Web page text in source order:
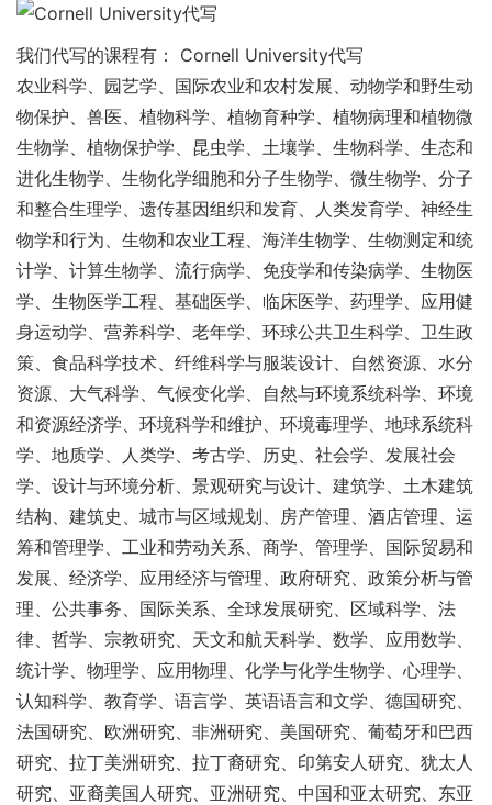
我们代写的课程有： Cornell University代写
农业科学、园艺学、国际农业和农村发展、动物学和野生动
物保护、兽医、植物科学、植物育种学、植物病理和植物微
生物学、植物保护学、昆虫学、土壤学、生物科学、生态和
进化生物学、生物化学细胞和分子生物学、微生物学、分子
和整合生理学、遗传基因组织和发育、人类发育学、神经生
物学和行为、生物和农业工程、海洋生物学、生物测定和统
计学、计算生物学、流行病学、免疫学和传染病学、生物医
学、生物医学工程、基础医学、临床医学、药理学、应用健
身运动学、营养科学、老年学、环球公共卫生科学、卫生政
策、食品科学技术、纤维科学与服装设计、自然资源、水分
资源、大气科学、气候变化学、自然与环境系统科学、环境
和资源经济学、环境科学和维护、环境毒理学、地球系统科
学、地质学、人类学、考古学、历史、社会学、发展社会
学、设计与环境分析、景观研究与设计、建筑学、土木建筑
结构、建筑史、城市与区域规划、房产管理、酒店管理、运
筹和管理学、工业和劳动关系、商学、管理学、国际贸易和
发展、经济学、应用经济与管理、政府研究、政策分析与管
理、公共事务、国际关系、全球发展研究、区域科学、法
律、哲学、宗教研究、天文和航天科学、数学、应用数学、
统计学、物理学、应用物理、化学与化学生物学、心理学、
认知科学、教育学、语言学、英语语言和文学、德国研究、
法国研究、欧洲研究、非洲研究、美国研究、葡萄牙和巴西
研究、拉丁美洲研究、拉丁裔研究、印第安人研究、犹太人
研究、亚裔美国人研究、亚洲研究、中国和亚太研究、东亚